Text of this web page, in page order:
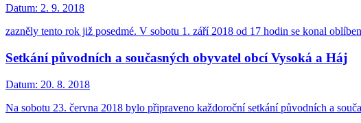
Datum: 2. 9. 2018
zazněly tento rok již posedmé. V sobotu 1. září 2018 od 17 hodin se konal
Setkání původních a současných obyvatel obcí Vysoká a Háj
Datum: 20. 8. 2018
Na sobotu 23. června 2018 bylo připraveno každoroční setkání původních a